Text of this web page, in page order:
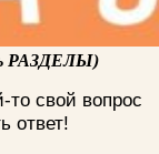
РАЗДЕЛЫ)
то свой вопрос
ответ!